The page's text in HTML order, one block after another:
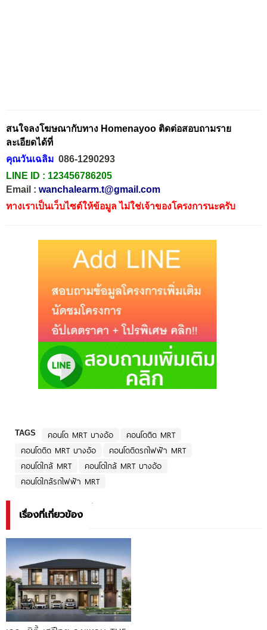
สนใจลงโฆษณากับทาง Homenayoo ติดต่อสอบถามราย
ละเอียดได้ที่
คุณวันเฉลิม 086-1290293
LINE ID : 123456786205
Email : wanchalearm.t@gmail.com
ทางเราเป็นเว็บไซต์ให้ข้อมูล ไม่ใช่เจ้าของโครงการนะครับ
TAGS คอนโด MRT บางอ้อ
คอนโดติด MRT
คอนโดติด MRT บางอ้อ
คอนโดติดรถไฟฟ้า MRT
คอนโดใกล้ MRT
คอนโดใกล้ MRT บางอ้อ
คอนโดใกล้รถไฟฟ้า MRT
เรื่องที่เกี่ยวข้อง